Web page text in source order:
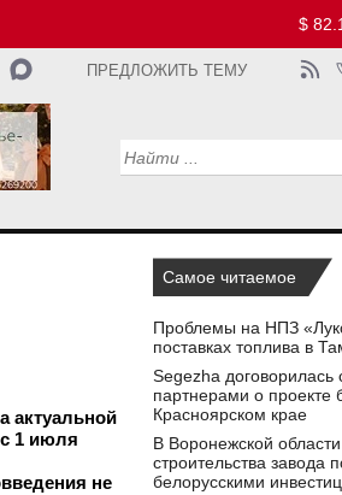
$
ПРЕДЛОЖИТЬ ТЕМУ
актуальной
1 июля
не
Самое читаемое
Проблемы на НПЗ
поставках топлива в
Segezha договорилась
партнерами о проекте
Красноярском крае
В Воронежской
строительства завода
белорусскими